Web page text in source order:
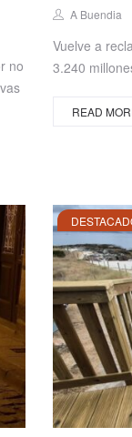
no
Author
A Buendia
Vuelve a
3.240
READ